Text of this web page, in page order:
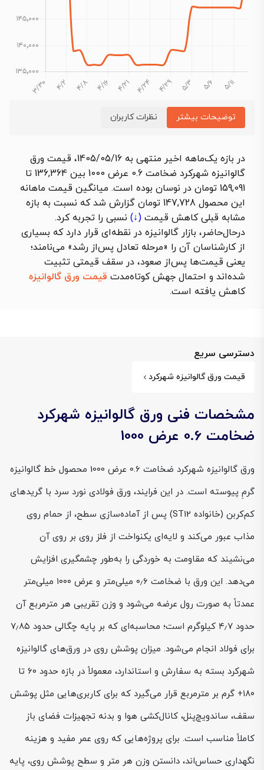
توضیحات بیشتر نظرات کاربران
در بازه یک‌ماهه اخیر منتهی به 1405/05/16،
قیمت ورق
گالوانیزه شهرکرد ضخامت 0.6 عرض 1000
بین 136,364 تا
159,091 تومان در نوسان بوده است. میانگین قیمت ماهانه
این محصول 147,728 تومان گزارش شد که نسبت به بازه
مشابه قبلیکاهش قیمت (↓) نسبی را تجربه کرد.
درحال‌حاضر، بازار گالوانیزه در نقطه‌ای قرار دارد که بسیاری
از کارشناسان آن را «مرحله تعادل پس‌از رشد» می‌نامند؛
یعنی قیمت‌ها پس‌از صعود، در سقف قیمتی تثبیت
شده‌اند و احتمال جهش کوتاه‌مدت قیمت ورق گالوانیزه
کاهش یافته است.
دسترسی سریع
قیمت ورق گالوانیزه شهرکرد
مشخصات فنی ورق گالوانیزه شهرکرد
ضخامت 0.6 عرض 1000
ورق گالوانیزه شهرکرد ضخامت 0.6 عرض 1000 محصول خط گالوانیزه
گرمِ پیوسته است. در این فرایند، ورق فولادی نورد سرد با گریدهای
کم‌کربن (خانواده ST12) پس از آماده‌سازی سطح، از حمام روی
مذاب عبور می‌کند و لایه‌ای یکنواخت از فلز روی بر روی آن
می‌نشیند که مقاومت به خوردگی را به‌طور چشمگیری افزایش
می‌دهد. این ورق با ضخامت ۰٫۶ میلی‌متر و عرض ۱۰۰۰ میلی‌متر
عمدتاً به صورت رول عرضه می‌شود و وزن تقریبی هر مترمربع آن
حدود ۴٫۷ کیلوگرم است؛ محاسبه‌ای که بر پایه چگالی حدود ۷٫۸۵
برای فولاد انجام می‌شود. میزان پوشش روی در ورق‌های گالوانیزه
شهرکرد بسته به سفارش و استاندارد، معمولاً در بازه حدود ۶۰ تا
۱۸۰+ گرم بر مترمربع قرار می‌گیرد که برای کاربری‌هایی مثل پوشش
سقف، ساندویچ‌پنل، کانال‌کشی هوا و بدنه تجهیزات فضای باز
کاملاً مناسب است. برای پروژه‌هایی که روی عمر مفید و هزینه
نگهداری حساس‌اند، دانستن وزن هر متر و سطح پوشش روی، پایه